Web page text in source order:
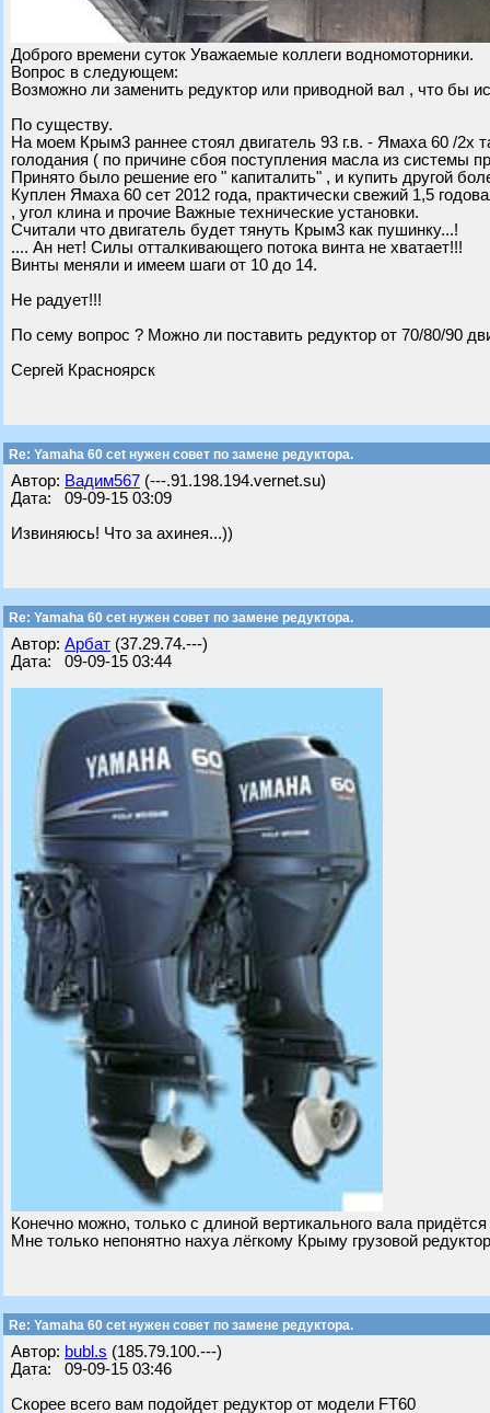
Доброго времени суток Уважаемые коллеги водномоторники.
Вопрос в следующем:
Возможно ли заменить редуктор или приводной вал , что бы
По существу.
На моем Крым3 раннее стоял двигатель 93 г.в. - Ямаха 60 /2х
голодания ( по причине сбоя поступления масла из системы
Принято было решение его " капиталить" , и купить другой
Куплен Ямаха 60 сет 2012 года, практически свежий 1,5
, угол клина и прочие Важные технические установки.
Считали что двигатель будет тянуть Крым3 как пушинку...!
.... Ан нет! Силы отталкивающего потока винта не хватает!!!
Винты меняли и имеем шаги от 10 до 14.
Не радует!!!
По сему вопрос ? Можно ли поставить редуктор от 70/80/90
Сергей Красноярск
Re: Yamaha 60 cet нужен совет по замене редуктора.
Автор: Вадим567 (---.91.198.194.vernet.su)
Дата: 09-09-15 03:09
Извиняюсь! Что за ахинея...))
Re: Yamaha 60 cet нужен совет по замене редуктора.
Автор: Арбат (37.29.74.---)
Дата: 09-09-15 03:44
Конечно можно, только с длиной вертикального вала
Мне только непонятно нахуа лёгкому Крыму грузовой
Re: Yamaha 60 cet нужен совет по замене редуктора.
Автор: bubl.s (185.79.100.---)
Дата: 09-09-15 03:46
Скорее всего вам подойдет редуктор от модели FT60